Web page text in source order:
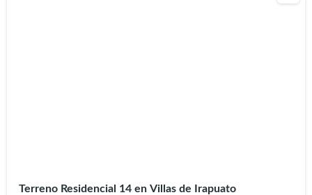
Terreno Residencial 14 en Villas de Irapuato